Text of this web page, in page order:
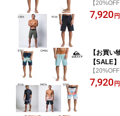
iksilver
SILK
【
クイックシ
7,920 円
【お買い
【SALE
iksilver
SILK
【
クイックシ
7,920 円